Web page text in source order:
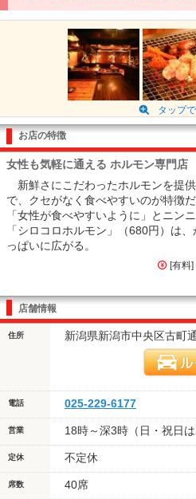
タップ
お店の特徴
女性も気軽に通える ホルモン専門店
新鮮さにこだわったホルモンを提
で、クセがなく食べやすいのが特徴
「女性が食べやすいように」とニン
「シロコロホルモン」（680円）は
っぱいに広がる。
[有料]
店舗情報
住所 新潟県新潟市中央区古町
電話 025-229-6177
営業 18時～深3時（日・祝日は
定休 不定休
席数 40席